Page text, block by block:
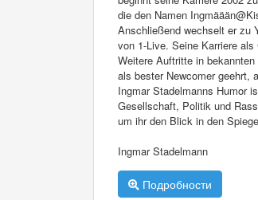
die den Namen
Anschließend wechselt er zu
von 1-Live. Seine Karriere
Weitere Auftritte in
als bester Newcomer geehrt,
Ingmar Stadelmanns Humor
Gesellschaft, Politik und
um ihr den Blick in den
Ingmar Stadelmann
Подробности